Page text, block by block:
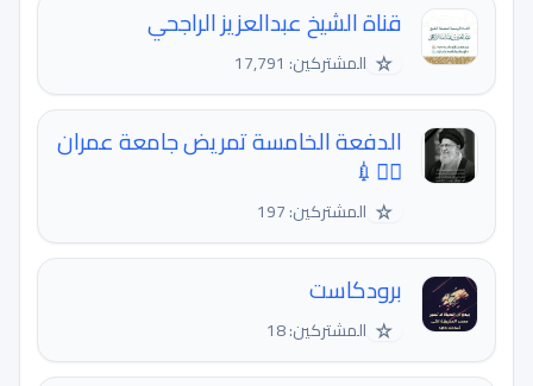
قناة الشيخ عبدالعزيز الراجحي
☆ المشتركين: 17,791
الدفعة الخامسة تمريض جامعة عمران
🧑‍⚕💉
☆ المشتركين: 197
برودكاست
☆ المشتركين: 18